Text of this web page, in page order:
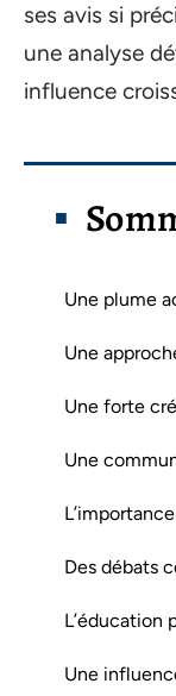
ses avis si
une analyse
influence
Une plume
Une
Une forte
Une
Des débats
L’éducation
Une